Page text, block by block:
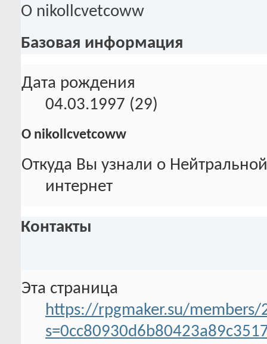
О nikollcvetcoww
Базовая информация
Дата рождения
04.03.1997 (29)
О nikollcvetcoww
Откуда Вы узнали о
интернет
Контакты
Эта страница
https://rpgmaker.su/